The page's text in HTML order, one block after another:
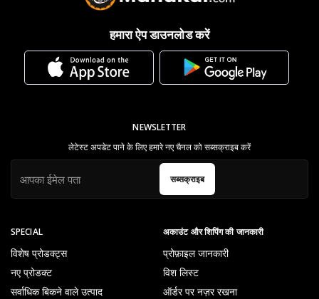
हमारा ऐप डाउनलोड करें
SPECIAL
विशेष प्रोडक्ट्स
नए प्रोडक्ट
सर्वाधिक बिकने वाले उत्पाद
अकाउंट और शिपिंग की जानकारी
प्रोफ़ाइल जानकारी
विश लिस्ट
ऑर्डर पर नज़र रखना
NEWSLETTER
लेटेस्ट अपडेट पाने के लिए हमारे नए चैनल को सब्सक्राइब करें
सब्सक्राइब